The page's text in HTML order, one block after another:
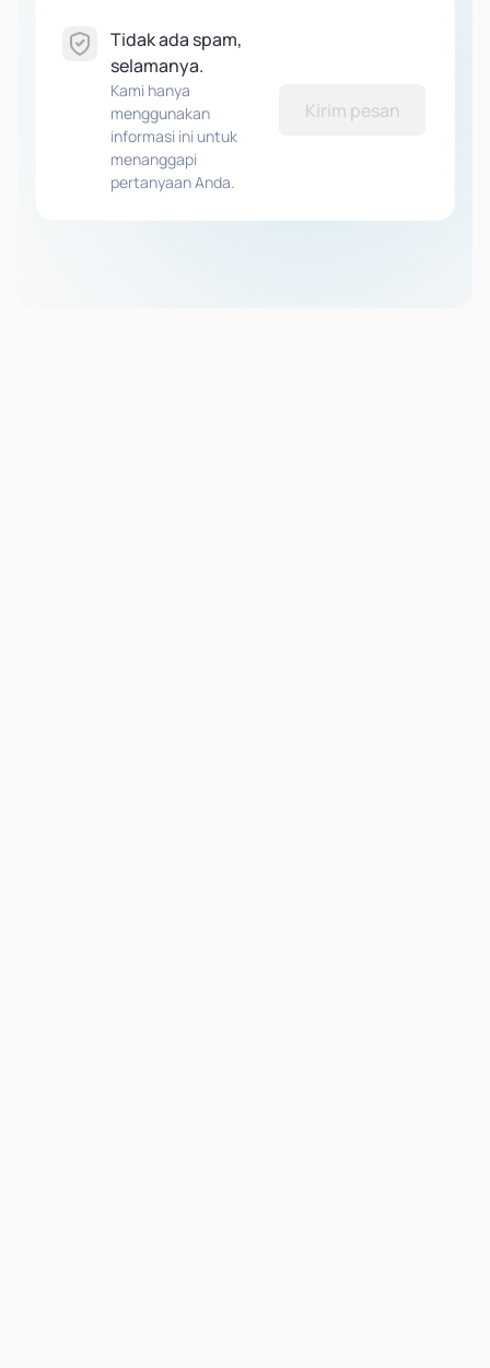
Tidak ada spam,
selamanya.
Kami hanya
menggunakan
informasi ini untuk
menanggapi
pertanyaan Anda.
Kirim pesan